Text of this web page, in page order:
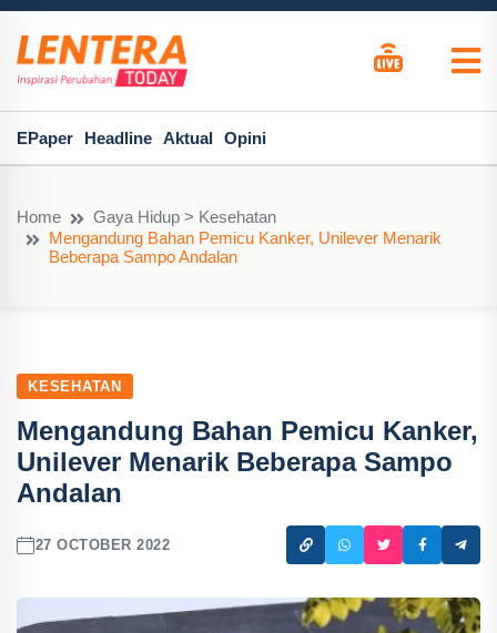
EPaper Headline Aktual Opini
Home
Gaya Hidup > Kesehatan
Mengandung Bahan Pemicu Kanker, Unilever Menarik
Beberapa Sampo Andalan
KESEHATAN
Mengandung Bahan Pemicu Kanker,
Unilever Menarik Beberapa Sampo
Andalan
27 OCTOBER 2022